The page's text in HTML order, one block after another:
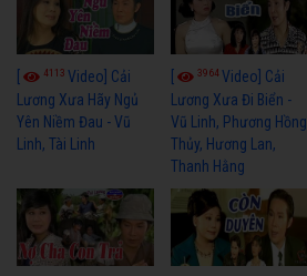
4113 Video] Cải
Lương Xưa Hãy Ngủ
Yên Niềm Đau - Vũ
Linh, Tài Linh
3964Video] Cải
Lương Xưa Đi Biển -
Vũ Linh, Phương Hồng
Thủy, Hương Lan,
Thanh Hằng